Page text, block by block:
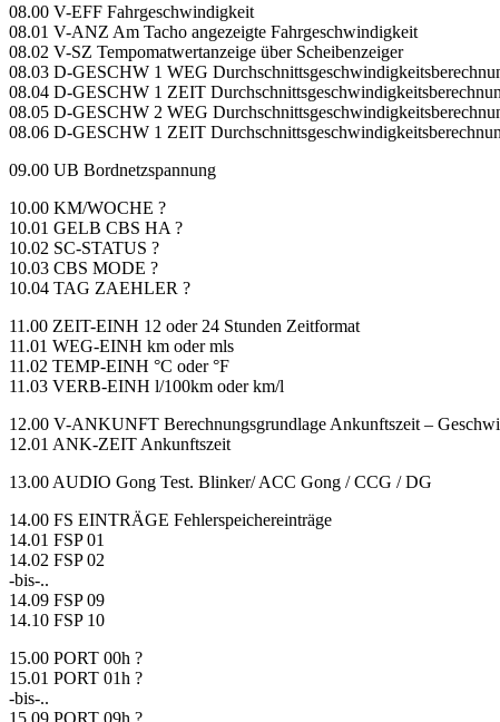
08.00 V-EFF Fahrgeschwindigkeit
08.01 V-ANZ Am Tacho angezeigte Fahrgeschwindigkeit
08.02 V-SZ Tempomatwertanzeige über Scheibenzeiger
08.03 D-GESCHW 1 WEG
08.04 D-GESCHW 1 ZEIT
08.05 D-GESCHW 2 WEG
08.06 D-GESCHW 1 ZEIT
09.00 UB Bordnetzspannung
10.00 KM/WOCHE ?
10.01 GELB CBS HA ?
10.02 SC-STATUS ?
10.03 CBS MODE ?
10.04 TAG ZAEHLER ?
11.00 ZEIT-EINH 12 oder 24 Stunden Zeitformat
11.01 WEG-EINH km oder mls
11.02 TEMP-EINH °C oder °F
11.03 VERB-EINH l/100km oder km/l
12.00 V-ANKUNFT Berechnungsgrundlage Ankunftszeit –
12.01 ANK-ZEIT Ankunftszeit
13.00 AUDIO Gong Test. Blinker/ ACC Gong / CCG / DG
14.00 FS EINTRÄGE Fehlerspeichereinträge
14.01 FSP 01
14.02 FSP 02
-bis-..
14.09 FSP 09
14.10 FSP 10
15.00 PORT 00h ?
15.01 PORT 01h ?
-bis-..
15.09 PORT 09h ?